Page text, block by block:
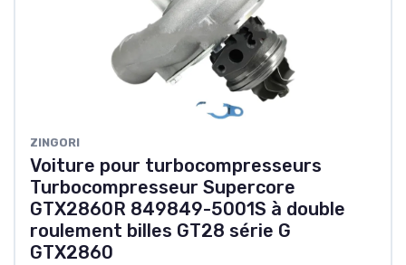
‎ZINGORI
Voiture pour turbocompresseurs
Turbocompresseur Supercore
GTX2860R 849849-5001S à double
roulement billes GT28 série G
GTX2860